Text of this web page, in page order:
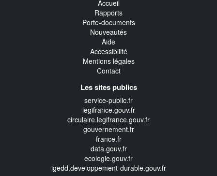
Accueil
Rapports
Porte-documents
Nouveautés
Aide
Accessibilité
Mentions légales
Contact
Les sites publics
service-public.fr
legifrance.gouv.fr
circulaire.legifrance.gouv.fr
gouvernement.fr
france.fr
data.gouv.fr
ecologie.gouv.fr
igedd.developpement-durable.gouv.fr